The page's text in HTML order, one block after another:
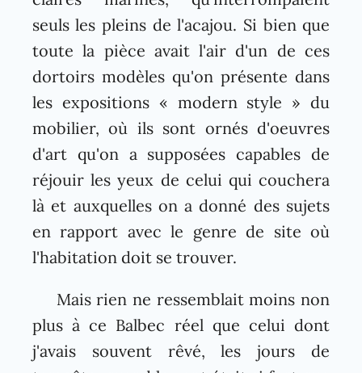
seuls les pleins de l'acajou. Si bien que
toute la pièce avait l'air d'un de ces
dortoirs modèles qu'on présente dans
les expositions « modern style » du
mobilier, où ils sont ornés d'oeuvres
d'art qu'on a supposées capables de
réjouir les yeux de celui qui couchera
là et auxquelles on a donné des sujets
en rapport avec le genre de site où
l'habitation doit se trouver.
Mais rien ne ressemblait moins non
plus à ce Balbec réel que celui dont
j'avais souvent rêvé, les jours de